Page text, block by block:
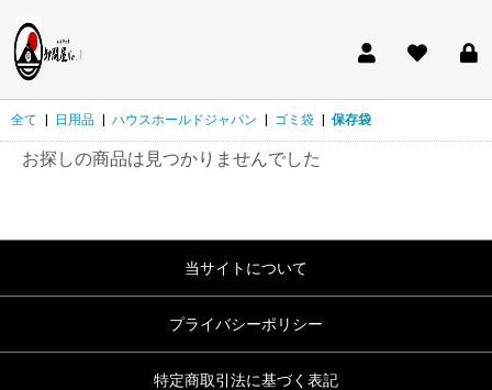
全て 日用品 ハウスホールドジャパン ゴミ袋 保存袋
お探しの商品は見つかりませんでした
当サイトについて
プライバシーポリシー
特定商取引法に基づく表記